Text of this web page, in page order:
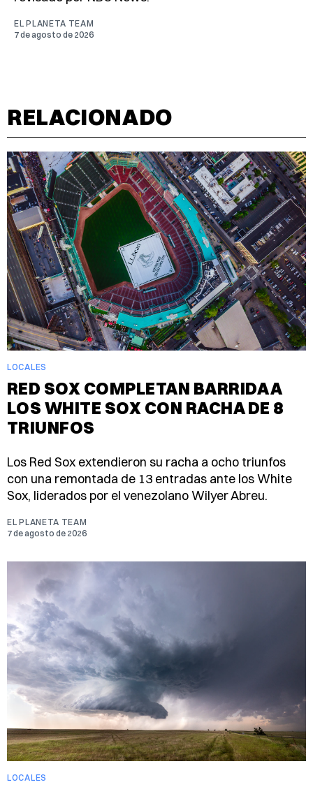
EL PLANETA TEAM
7 de agosto de 2026
RELACIONADO
LOCALES
RED SOX COMPLETAN BARRIDA A
LOS WHITE SOX CON RACHA DE 8
TRIUNFOS
Los Red Sox extendieron su racha a ocho triunfos
con una remontada de 13 entradas ante los White
Sox, liderados por el venezolano Wilyer Abreu.
EL PLANETA TEAM
7 de agosto de 2026
LOCALES